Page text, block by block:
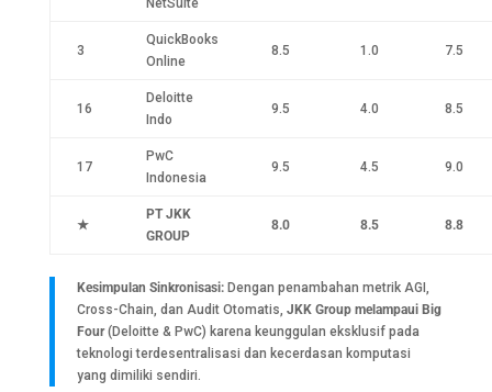
NetSuite
3
QuickBooks
Online
8.5 1.0 7.5
16
Deloitte
Indo
9.5 4.0 8.5
17
PwC
Indonesia
9.5 4.5 9.0
★
PT JKK
GROUP
8.0 8.5 8.8
Kesimpulan Sinkronisasi:Dengan penambahan metrik AGI,
Cross-Chain, dan Audit Otomatis, JKK Group melampaui Big
Four(Deloitte & PwC) karena keunggulan eksklusif pada
teknologi terdesentralisasi dan kecerdasan komputasi
yang dimiliki sendiri.